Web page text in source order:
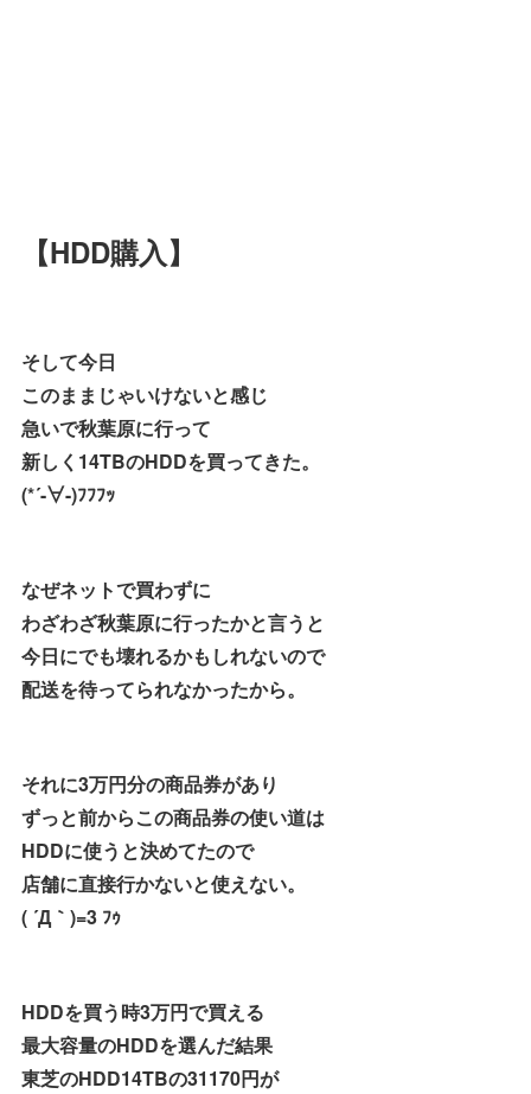
【HDD購入】
そして今日
このままじゃいけないと感じ
急いで秋葉原に行って
新しく14TBのHDDを買ってきた。
(*´-∀-)ﾌﾌﾌｯ
なぜネットで買わずに
わざわざ秋葉原に行ったかと言うと
今日にでも壊れるかもしれないので
配送を待ってられなかったから。
それに3万円分の商品券があり
ずっと前からこの商品券の使い道は
HDDに使うと決めてたので
店舗に直接行かないと使えない。
( ´Д｀)=3 ﾌｩ
HDDを買う時3万円で買える
最大容量のHDDを選んだ結果
東芝のHDD14TBの31170円が